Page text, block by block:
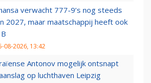
verwacht 777-9’s nog steeds
2027, maar maatschappij heeft ook
08-2026, 13:42
Antonov mogelijk ontsnapt
op luchthaven Leipzig